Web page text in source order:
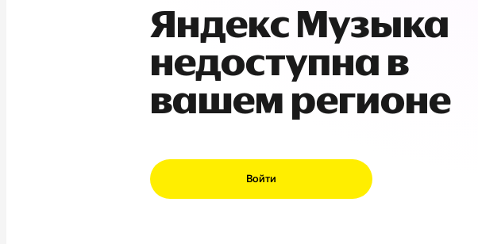
Яндекс Музыка
недоступна в
вашем регионе
Войти